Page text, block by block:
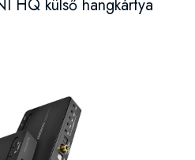
HQ külső hangkártya